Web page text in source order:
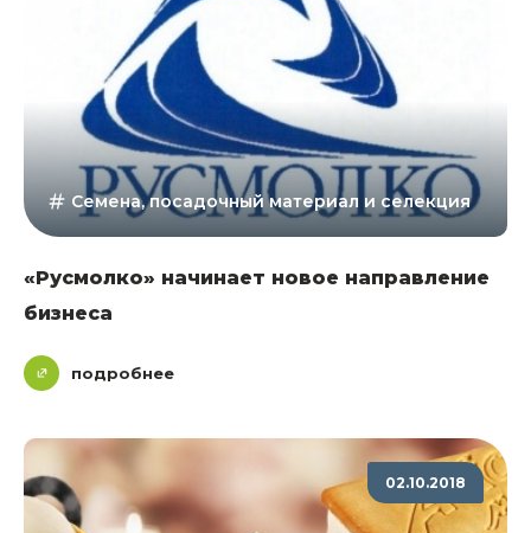
Семена, посадочный материал и селекция
«Русмолко» начинает новое направление
бизнеса
подробнее
02.10.2018